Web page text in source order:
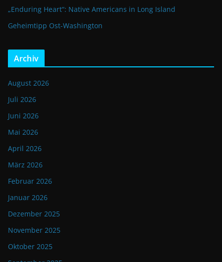
„Enduring Heart“: Native Americans in Long Island
Geheimtipp Ost-Washington
Archiv
August 2026
Juli 2026
Juni 2026
Mai 2026
April 2026
März 2026
Februar 2026
Januar 2026
Dezember 2025
November 2025
Oktober 2025